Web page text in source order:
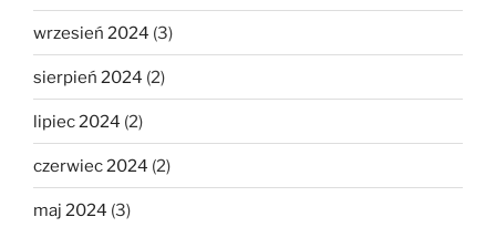
wrzesień 2024 (3)
sierpień 2024 (2)
lipiec 2024 (2)
czerwiec 2024 (2)
maj 2024 (3)